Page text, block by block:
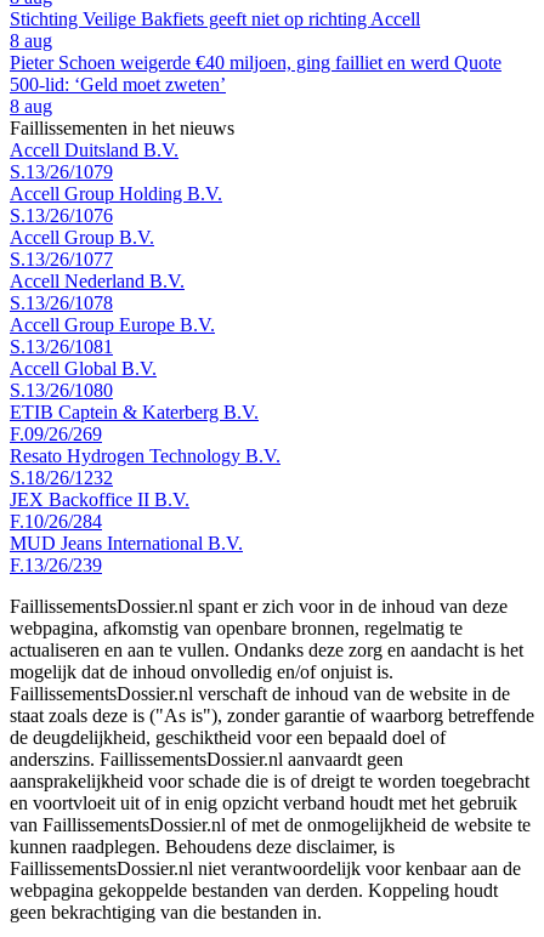
Stichting Veilige Bakfiets geeft niet op richting Accell
8 aug
Pieter Schoen weigerde €40 miljoen, ging failliet en werd Quote
500-lid: ‘Geld moet zweten’
8 aug
Faillissementen in het nieuws
Accell Duitsland B.V.
S.13/26/1079
Accell Group Holding B.V.
S.13/26/1076
Accell Group B.V.
S.13/26/1077
Accell Nederland B.V.
S.13/26/1078
Accell Group Europe B.V.
S.13/26/1081
Accell Global B.V.
S.13/26/1080
ETIB Captein & Katerberg B.V.
F.09/26/269
Resato Hydrogen Technology B.V.
S.18/26/1232
JEX Backoffice II B.V.
F.10/26/284
MUD Jeans International B.V.
F.13/26/239
FaillissementsDossier.nl spant er zich voor in de inhoud van deze
webpagina, afkomstig van openbare bronnen, regelmatig te
actualiseren en aan te vullen. Ondanks deze zorg en aandacht is het
mogelijk dat de inhoud onvolledig en/of onjuist is.
FaillissementsDossier.nl verschaft de inhoud van de website in de
staat zoals deze is ("As is"), zonder garantie of waarborg betreffende
de deugdelijkheid, geschiktheid voor een bepaald doel of
anderszins. FaillissementsDossier.nl aanvaardt geen
aansprakelijkheid voor schade die is of dreigt te worden toegebracht
en voortvloeit uit of in enig opzicht verband houdt met het gebruik
van FaillissementsDossier.nl of met de onmogelijkheid de website te
kunnen raadplegen. Behoudens deze disclaimer, is
FaillissementsDossier.nl niet verantwoordelijk voor kenbaar aan de
webpagina gekoppelde bestanden van derden. Koppeling houdt
geen bekrachtiging van die bestanden in.